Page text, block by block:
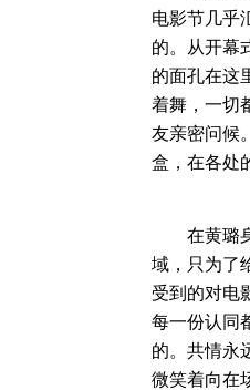
电影节几乎
的。从开幕
的面孔在这
着舞，一切
友亲密问候
盒，在各处
在黄璐身
域，只为了
受到的对电
每一份认同
的。共情永
微笑着向在